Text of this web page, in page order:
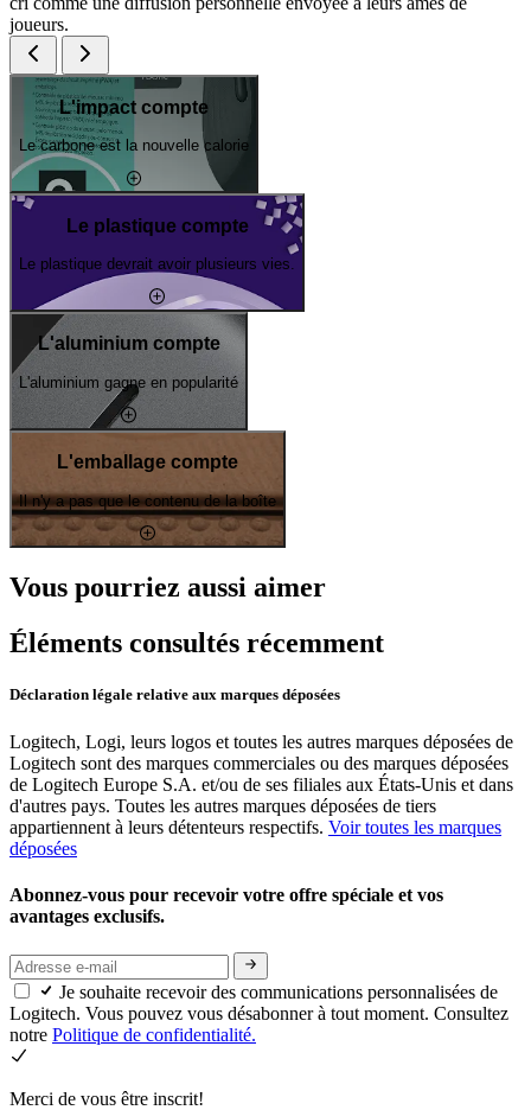
joueurs.
L'impact compte
Le carbone est la nouvelle calorie
Le plastique compte
Le plastique devrait avoir plusieurs vies.
L'aluminium compte
L'aluminium gagne en popularité
L'emballage compte
Il n'y a pas que le contenu de la boîte
Vous pourriez aussi aimer
Éléments consultés récemment
Déclaration légale relative aux marques déposées
Logitech, Logi, leurs logos et toutes les autres marques déposées de
Logitech sont des marques commerciales ou des marques déposées
de Logitech Europe S.A. et/ou de ses filiales aux États-Unis et dans
d'autres pays. Toutes les autres marques déposées de tiers
appartiennent à leurs détenteurs respectifs. Voir toutes les marques
déposées
Abonnez-vous pour recevoir votre offre spéciale et vos
avantages exclusifs.
Je souhaite recevoir des communications personnalisées de
Logitech. Vous pouvez vous désabonner à tout moment. Consultez
notre Politique de confidentialité.
Merci de vous être inscrit!